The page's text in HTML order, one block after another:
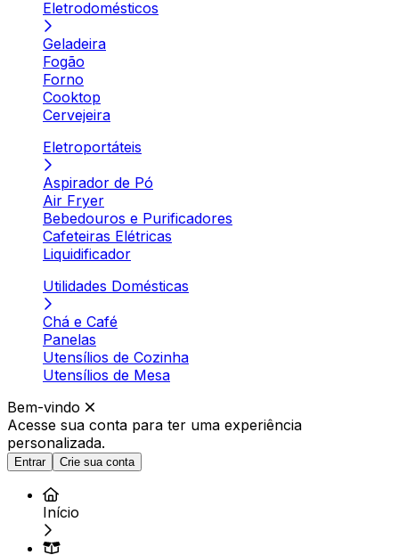
Eletrodomésticos
Geladeira
Fogão
Forno
Cooktop
Cervejeira
Eletroportáteis
Aspirador de Pó
Air Fryer
Bebedouros e Purificadores
Cafeteiras Elétricas
Liquidificador
Utilidades Domésticas
Chá e Café
Panelas
Utensílios de Cozinha
Utensílios de Mesa
Bem-vindo
Acesse sua conta para ter uma experiência
personalizada.
Entrar Crie sua conta
Início